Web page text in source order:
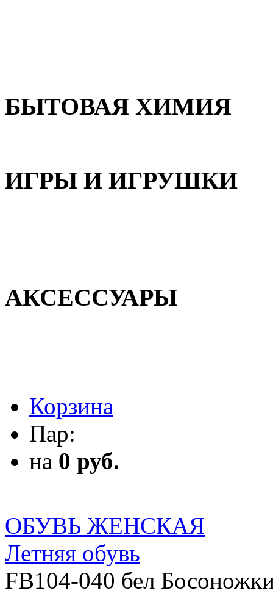
БЫТОВАЯ ХИМИЯ
ИГРЫ И ИГРУШКИ
АКСЕССУАРЫ
Корзина
Пар:
на 0 руб.
ОБУВЬ ЖЕНСКАЯ
Летняя обувь
FB104-040 бел